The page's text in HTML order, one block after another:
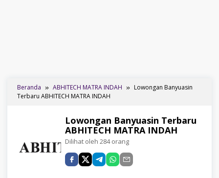
Beranda ABHITECH MATRA INDAH
Lowongan Banyuasin
Terbaru ABHITECH MATRA INDAH
Lowongan Banyuasin Terbaru
ABHITECH MATRA INDAH
Dilihat oleh 284 orang